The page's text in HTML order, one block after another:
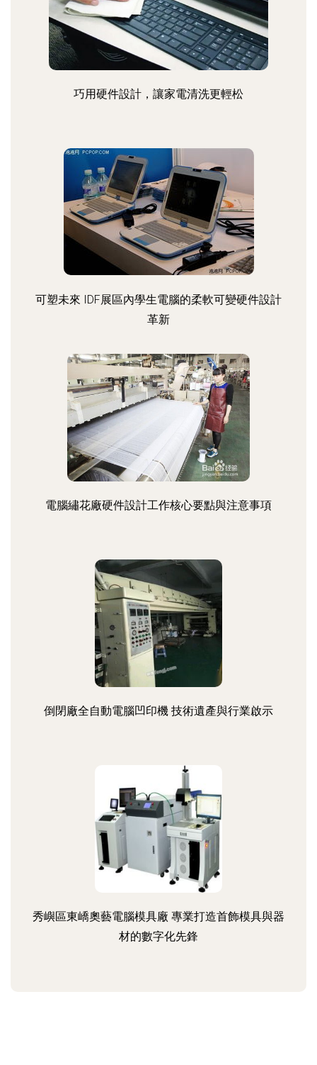
巧用硬件設計，讓家電清洗更輕松
可塑未來 IDF展區內學生電腦的柔軟可變硬件設計
革新
電腦繡花廠硬件設計工作核心要點與注意事項
倒閉廠全自動電腦凹印機 技術遺產與行業啟示
秀嶼區東嶠奧藝電腦模具廠 專業打造首飾模具與器
材的數字化先鋒